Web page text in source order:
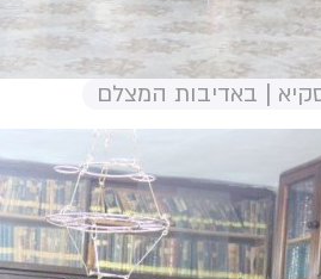
| באדיבות המצלם